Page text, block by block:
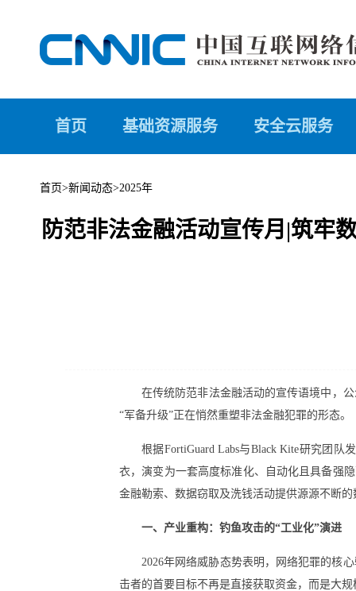
首页 基础资源服务 安全云服务
首页>新闻动态>2025年
防范非法金融活动宣传月|筑
在传统防范非法金融活动的宣传语境中，
“军备升级”正在悄然重塑非法金融犯罪的形态。
根据FortiGuard Labs与Black Kite研究团
衣，演变为一套高度标准化、自动化且具备强
金融勒索、数据窃取及洗钱活动提供源源不断的
一、产业重构：钓鱼攻击的“工业化”演进
2026年网络威胁态势表明，网络犯罪的核
击者的首要目标不再是直接获取资金，而是大